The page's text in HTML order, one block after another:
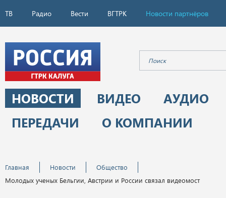
ТВ Радио Вести ВГТРК Новости партнёров
НОВОСТИ ВИДЕО
АУДИО
ПЕРЕДАЧИ
О КОМПАНИИ
Главная Новости
Общество
Молодых ученых Бельгии, Австрии и России связал видеомост